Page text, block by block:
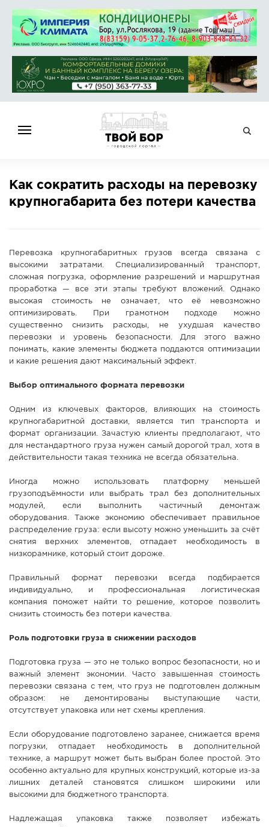
НОВОСТИ
СПРАВОЧНИК
АФИША
КАМЕРЫ
КОНКУРСЫ
СТАТЬИ
ГОЛОСОВАНИЯ
Как сократить расходы на перевозку
крупногабарита без потери качества
Перевозка крупногабаритных грузов всегда связана с
высокими затратами. Специализированный транспорт,
сложная погрузка, оформление разрешений и маршрутная
проработка — все эти этапы требуют вложений. Однако
высокая стоимость не означает, что её невозможно
оптимизировать. При грамотном подходе можно
существенно снизить расходы, не ухудшая качество
перевозки и уровень безопасности. Для этого важно
понимать, какие элементы бюджета поддаются оптимизации
и какие решения дают максимальный эффект.
Выбор оптимального формата перевозки
Одним из ключевых факторов, влияющих на стоимость
крупногабаритной доставки, является тип транспорта и
формат организации. Зачастую клиенты предполагают, что
для нестандартного груза нужен самый дорогой трал, хотя в
действительности такая техника не всегда обязательна.
Иногда можно использовать платформу меньшей
грузоподъёмности или выбрать трал без дополнительных
модулей, если выполнить частичный демонтаж
оборудования. Также экономию обеспечивает правильное
распределение груза: если высоту можно уменьшить за счёт
снятия верхних элементов, отпадает необходимость в
низкорамнике, который стоит дороже.
Правильный формат перевозки всегда подбирается
индивидуально, и профессиональная логистическая
компания поможет найти то решение, которое позволить
снизить стоимость без потери качества.
Роль подготовки груза в снижении расходов
Подготовка груза — это не только вопрос безопасности, но и
важный элемент экономии. Часто завышенная стоимость
перевозки связана с тем, что груз не подготовлен должным
образом: не демонтированы выступающие части,
отсутствует упаковка или нет схемы крепления.
Если оборудование подготовлено заранее, снижается время
погрузки, отпадает необходимость в дополнительной
технике, а маршрут может быть выбран более простой. Это
особенно актуально для крупных конструкций, которые из-за
лишних деталей становятся слишком широкими или
высокими для бюджетного транспорта.
Надлежащая упаковка также позволяет избежать